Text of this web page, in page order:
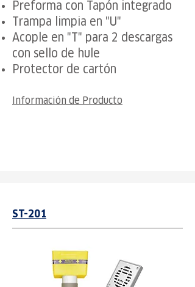
Preforma con Tapón integrado
Trampa limpia en "U"
Acople en "T" para 2 descargas
con sello de hule
Protector de cartón
Información de Producto
ST-201